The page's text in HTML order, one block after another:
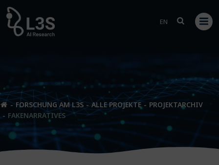
EN
FORSCHUNG AM L3S ALLE PROJEKTE
PROJEKTARCHIV
FAKENARRATIVES